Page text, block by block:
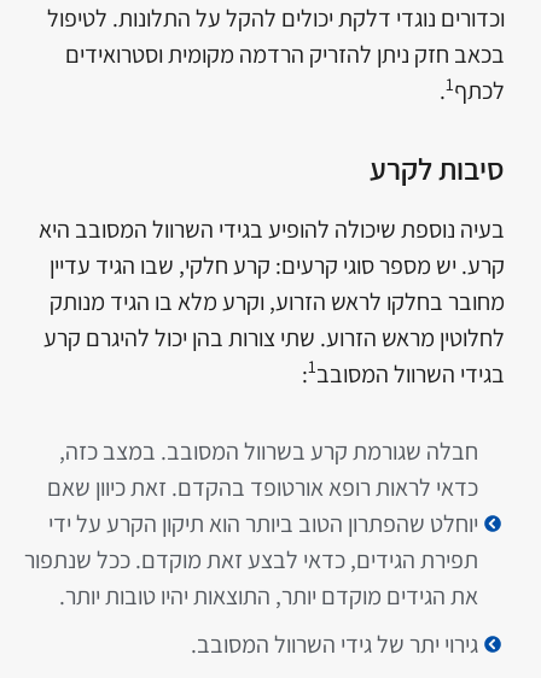
וכדורים נוגדי דלקת יכולים להקל על התלונות. לטיפול
בכאב חזק ניתן להזריק הרדמה מקומית וסטרואידים
לכתף 1
.
סיבות לקרע
בעיה נוספת שיכולה להופיע בגידי השרוול המסובב היא
קרע. יש מספר סוגי קרעים: קרע חלקי, שבו הגיד עדיין
מחובר בחלקו לראש הזרוע, וקרע מלא בו הגיד מנותק
לחלוטין מראש הזרוע. שתי צורות בהן יכול להיגרם קרע
בגידי השרוול המסובב1
:
חבלה שגורמת קרע בשרוול המסובב. במצב כזה,
כדאי לראות רופא אורטופד בהקדם. זאת כיוון שאם
יוחלט שהפתרון הטוב ביותר הוא תיקון הקרע על ידי
תפירת הגידים, כדאי לבצע זאת מוקדם. ככל שנתפור
את הגידים מוקדם יותר, התוצאות יהיו טובות יותר.
גירוי יתר של גידי השרוול המסובב.